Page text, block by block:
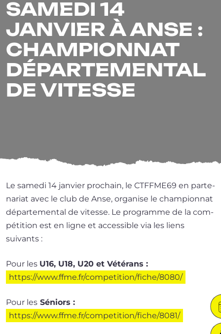
SAMEDI 14
JANVIER À ANSE :
CHAMPIONNAT
DÉPARTEMENTAL
DE VITESSE
Le same­di 14 jan­vier pro­chain, le CTFFME69 en par­te­
na­riat avec le club de Anse, orga­nise le cham­pion­nat
dépar­te­men­tal de vitesse. Le pro­gramme de la com­
pé­ti­tion est en ligne et acces­sible via les liens
suivants :
Pour les U16, U18, U20 et Vétérans :
https://​www​.ffme​.fr/​c​o​m​p​e​t​i​t​i​o​n​/​f​i​c​he/8080/
Pour les Séniors :
https://​www​.ffme​.fr/​c​o​m​p​e​t​i​t​i​o​n​/​f​i​c​he/8081/